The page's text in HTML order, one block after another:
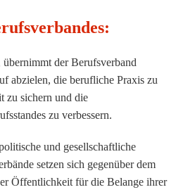
der Berufsverband
abzielen, die berufliche Praxis zu
zu sichern und die
zu verbessern.
und gesellschaftliche
setzen sich gegenüber dem
Öffentlichkeit für die Belange ihrer